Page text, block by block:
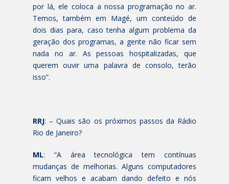
por lá, ele coloca a nossa programação no ar.
Temos, também em Magé, um conteúdo de
dois dias para, caso tenha algum problema da
geração dos programas, a gente não ficar sem
nada no ar. As pessoas hospitalizadas, que
querem ouvir uma palavra de consolo, terão
isso”.
RRJ: – Quais são os próximos passos da Rádio
Rio de Janeiro?
ML: “A área tecnológica tem contínuas
mudanças de melhorias. Alguns computadores
ficam velhos e acabam dando defeito e nós